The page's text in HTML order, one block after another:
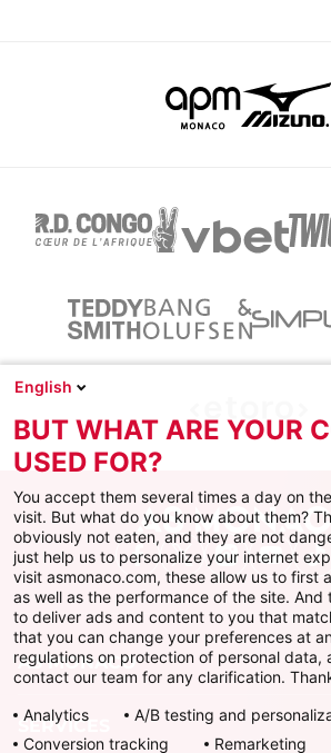
Facebook
X Instagram
AS MONACO
SERVICES
English
BUT WHAT ARE YOUR
USED FOR?
You accept them several times a day on
visit. But what do you know about them?
obviously not eaten, and they are not
just help us to personalize your internet
visit asmonaco.com, these allow us to first
as well as the performance of the site. And
to deliver ads and content to you that
that you can change your preferences at
regulations on protection of personal data,
contact our team for any clarification.
Analytics
A/B testing and
Conversion tracking
Remarketing